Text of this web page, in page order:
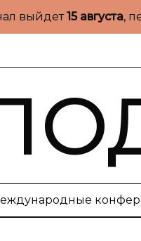
выйдет15 августа,